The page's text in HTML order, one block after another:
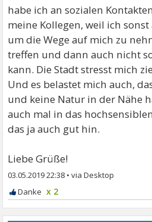
habe ich an sozialen
meine Kollegen, weil ich
um die Wege auf mich zu
treffen und dann auch nicht
kann. Die Stadt stresst mich
Und es belastet mich auch,
und keine Natur in der Nähe
auch mal in das
das ja auch gut hin.
Liebe Grüße!
03.05.2019 22:38 •
x 2